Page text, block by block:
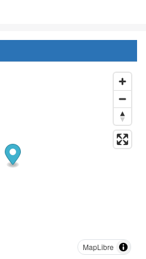
MapLibre